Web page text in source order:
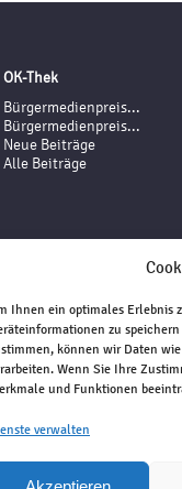
Ihnen ein optimales Erlebnis
zu
können wir Daten
Wenn Sie Ihre
und Funktionen
verwalten
OK-Thek
Bürgermedienpreis...
Bürgermedienpreis...
Neue Beiträge
Alle Beiträge